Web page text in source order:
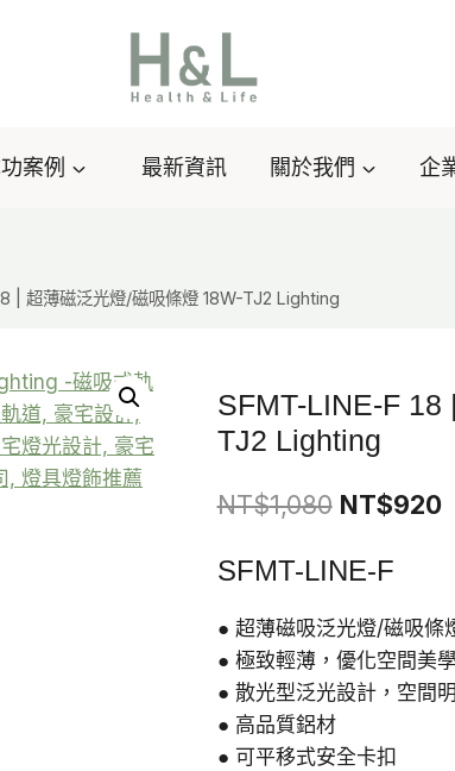
案例 最新資訊 關於我們 企
| 超薄磁泛光燈/磁吸條燈 18W-TJ2 Lighting
SFMT-LINE-F
TJ2 Lighting
NT$1,080 原
價
格：
NT$1,080
NT$920目
SFMT-LINE-F
● 超薄磁吸泛光燈/磁吸條
● 極致輕薄，優化空間美
● 散光型泛光設計，空間
● 高品質鋁材
● 可平移式安全卡扣